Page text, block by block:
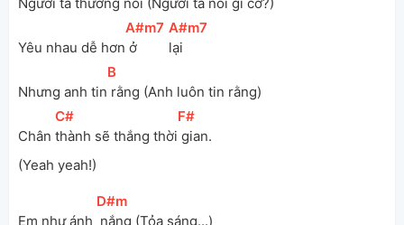
Người ta thường nói (Người ta nói gì cơ?)
Yêu nhau dễ hơn
[
A#m7 ]
ở
[
A#m7
lại
Nhưng anh tin
[B
rằng (Anh luôn tin rằng)
Chân
[
C#
thành sẽ thắng thời
[F#
gian.
(Yeah yeah!)
Em như ánh
[D#m
nắng (Tỏa sáng...)